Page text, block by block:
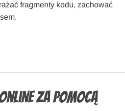
fragmenty kodu, zachować
za pomocą